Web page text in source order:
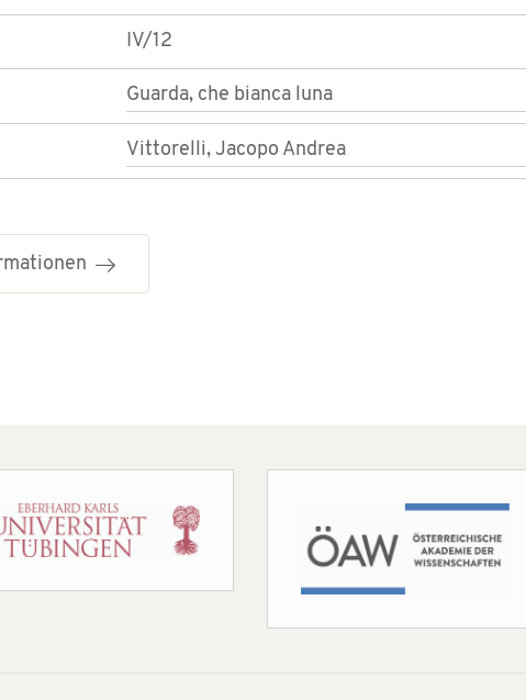
IV/12
Guarda, che bianca luna
Vittorelli, Jacopo Andrea